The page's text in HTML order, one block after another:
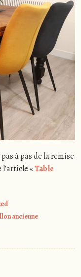
à pas de la remise
«Table
ancienne